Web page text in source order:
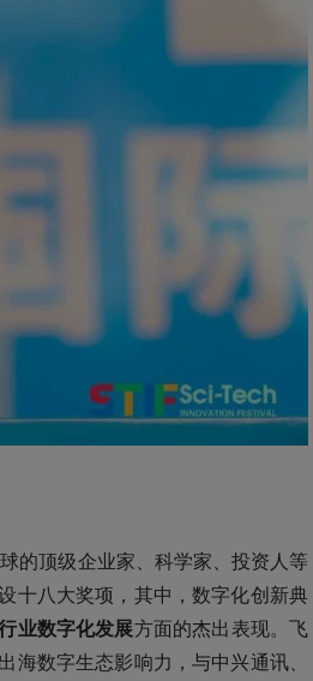
的顶级企业家、科学家、投资人等
十八大奖项，其中，数字化创新典
业数字化发展方面的杰出表现。飞
数字生态影响力，与中兴通讯、